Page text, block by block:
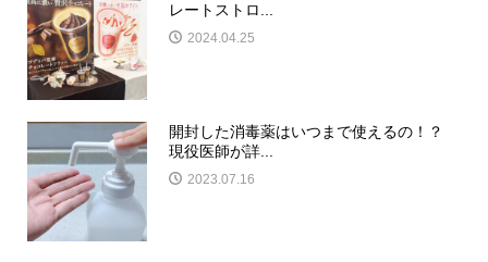
レートストロ...
2024.04.25
開封した消毒薬はいつまで使えるの！？
現役医師が詳...
2023.07.16